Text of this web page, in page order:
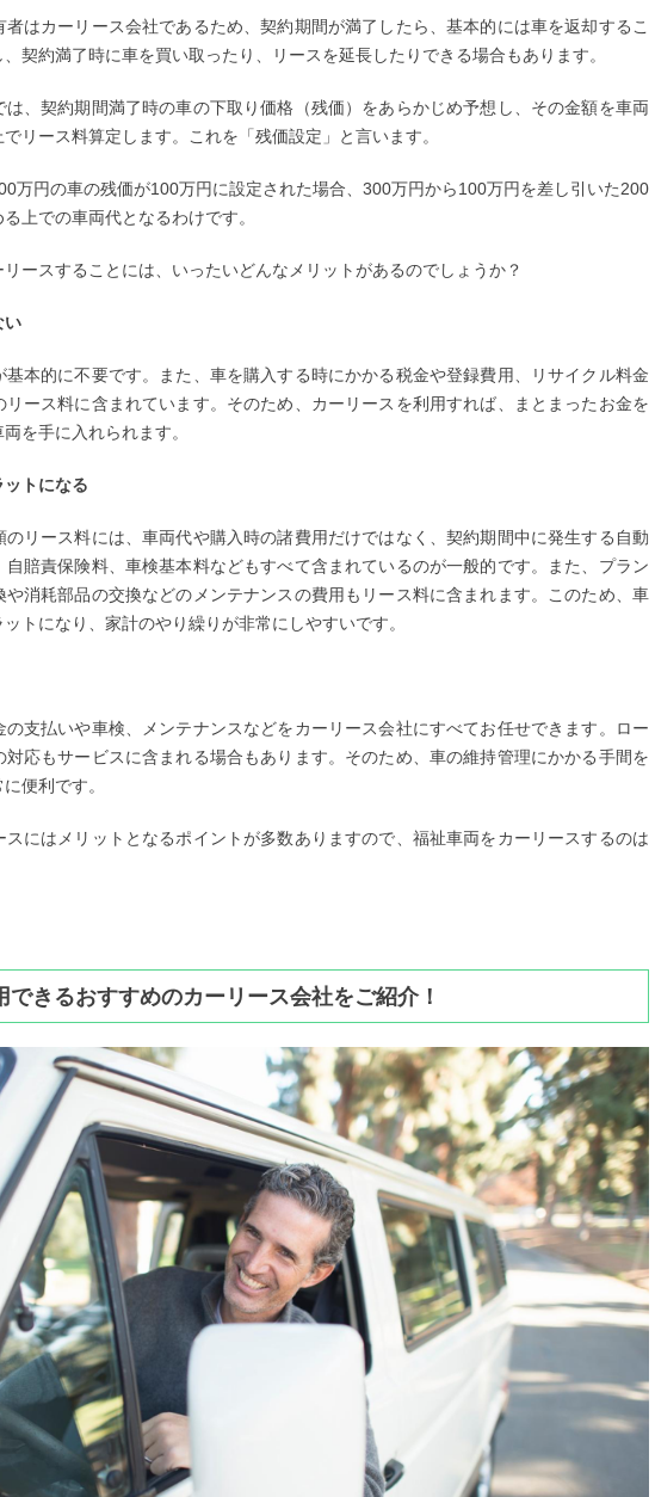
者はカーリース会社であるため、契約期間が満了したら、基本的には車を返却するこ
契約満了時に車を買い取ったり、リースを延長したりできる場合もあります。
、契約期間満了時の車の下取り価格（残価）をあらかじめ予想し、その金額を車両
リース料算定します。これを「残価設定」と言います。
万円の車の残価が100万円に設定された場合、300万円から100万円を差し引いた200
上での車両代となるわけです。
ースすることには、いったいどんなメリットがあるのでしょうか？
い
基本的に不要です。また、車を購入する時にかかる税金や登録費用、リサイクル料金
リース料に含まれています。そのため、カーリースを利用すれば、まとまったお金を
を手に入れられます。
ットになる
のリース料には、車両代や購入時の諸費用だけではなく、契約期間中に発生する自動
賠責保険料、車検基本料などもすべて含まれているのが一般的です。また、プラン
や消耗部品の交換などのメンテナンスの費用もリース料に含まれます。このため、車
トになり、家計のやり繰りが非常にしやすいです。
の支払いや車検、メンテナンスなどをカーリース会社にすべてお任せできます。ロー
対応もサービスに含まれる場合もあります。そのため、車の維持管理にかかる手間を
便利です。
スにはメリットとなるポイントが多数ありますので、福祉車両をカーリースするのは
できるおすすめのカーリース会社をご紹介！